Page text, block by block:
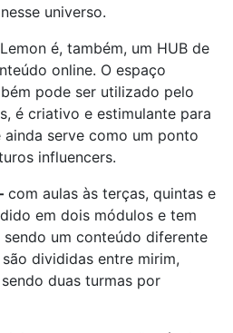
universo.
é, também, um HUB de
online. O espaço
pode ser utilizado pelo
é criativo e estimulante para
serve como um ponto
influencers.
com aulas às terças, quintas e
em dois módulos e tem
um conteúdo diferente
divididas entre mirim,
duas turmas por